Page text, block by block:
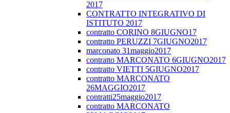
2017
CONTRATTO INTEGRATIVO DI
ISTITUTO 2017
contratto CORINO 8GIUGNO17
contratto PERUZZI 7GIUGNO2017
marconato 31maggio2017
contratto MARCONATO 6GIUGNO2017
contratto VIETTI 5GIUGNO2017
contratto MARCONATO
26MAGGIO2017
contratti25maggio2017
contratto MARCONATO